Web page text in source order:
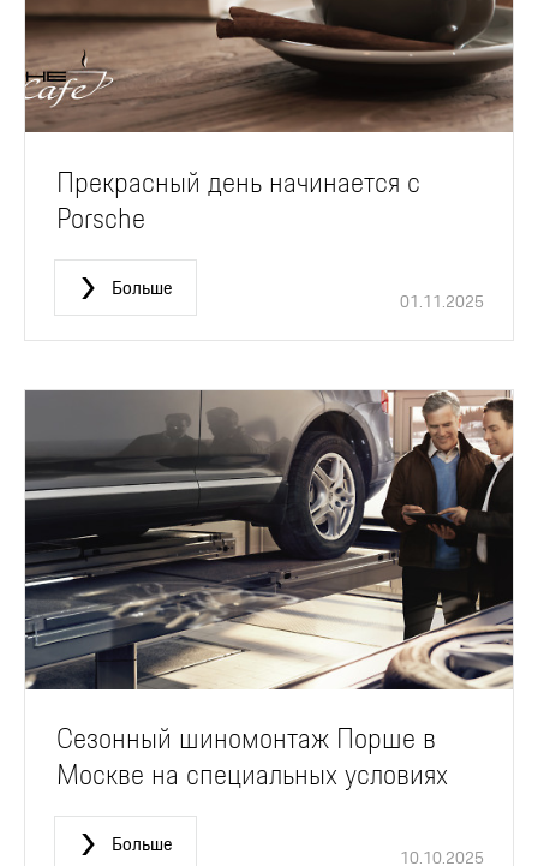
Прекрасный день начинается с
Porsche
Больше 01.11.2025
Сезонный шиномонтаж Порше в
Москве на специальных условиях
Больше 10.10.2025